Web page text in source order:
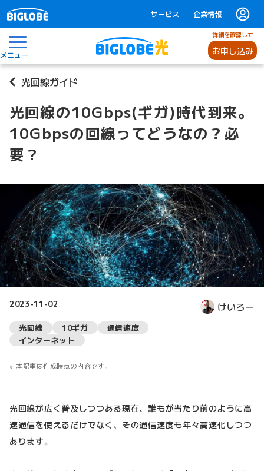
サービス 企業情報
メニュー
詳細を確認して
お申し込み
光回線ガイド
光回線の10Gbps(ギガ)時代到来。
10Gbpsの回線ってどうなの？必
要？
2023-11-02 けいろー
光回線 10ギガ
通信速度
インターネット
本記事は作成時点の内容です。
光回線が広く普及しつつある現在、誰もが当たり前のように高
速通信を使えるだけでなく、その通信速度も年々高速化しつつ
あります。